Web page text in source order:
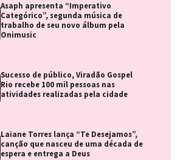
Asaph apresenta “Imperativo
Categórico”, segunda música de
trabalho de seu novo álbum pela
Onimusic
Sucesso de público, Viradão Gospel
Rio recebe 100 mil pessoas nas
atividades realizadas pela cidade
Laiane Torres lança “Te Desejamos”,
canção que nasceu de uma década de
espera e entrega a Deus